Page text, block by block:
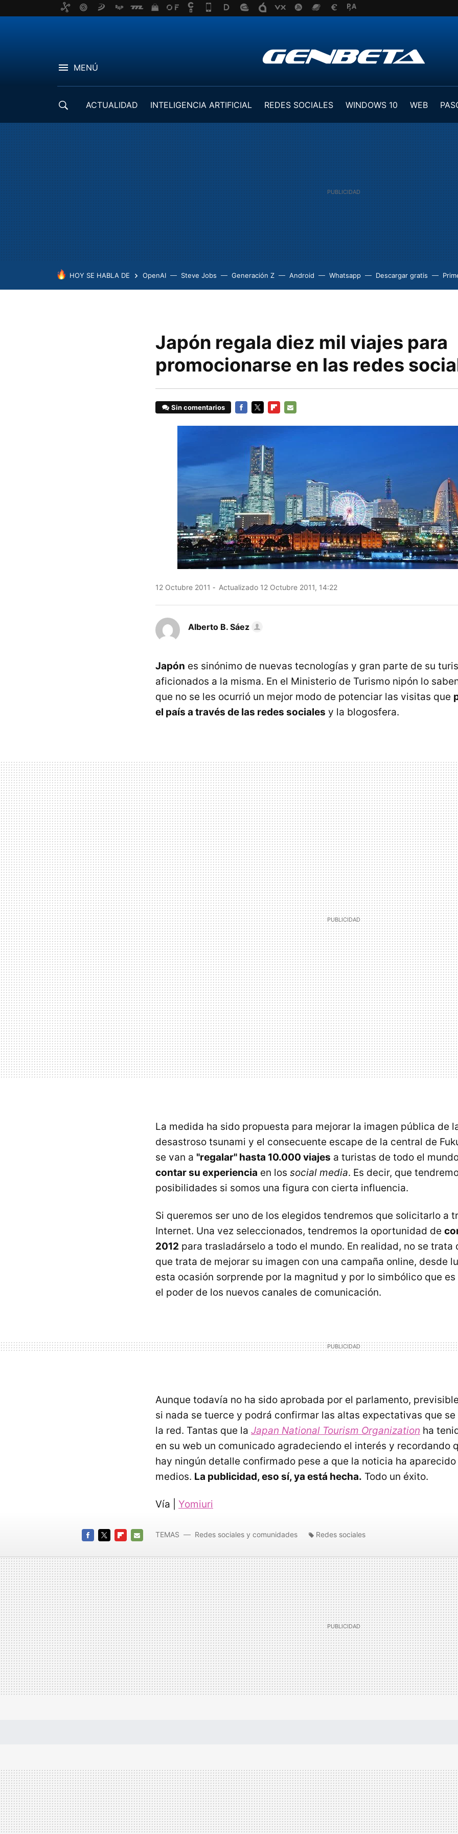
MENÚ
ACTUALIDAD INTELIGENCIA ARTIFICIAL REDES SOCIALES WINDOWS 10 WEB
HOY SE HABLA DE OpenAI Steve Jobs Generación Z Android Whatsapp Descargar gratis
Japón regala diez mil viajes para
promocionarse en las redes
Sin comentarios
12 Octubre 2011 Actualizado 12 Octubre 2011, 14:22
Alberto B. Sáez
Japón es sinónimo de nuevas tecnologías y gran parte de su
aficionados a la misma. En el Ministerio de Turismo nipón lo
que no se les ocurrió un mejor modo de potenciar las visitas que
el país a través de las redes sociales y la blogosfera.
La medida ha sido propuesta para mejorar la imagen pública de
desastroso tsunami y el consecuente escape de la central de
se van a "regalar" hasta 10.000 viajes a turistas de todo el
contar su experiencia en los social media. Es decir, que
posibilidades si somos una figura con cierta influencia.
Si queremos ser uno de los elegidos tendremos que solicitarlo a
Internet. Una vez seleccionados, tendremos la oportunidad de
2012 para trasladárselo a todo el mundo. En realidad, no se trata
que trata de mejorar su imagen con una campaña online, desde
esta ocasión sorprende por la magnitud y por lo simbólico que
el poder de los nuevos canales de comunicación.
Aunque todavía no ha sido aprobada por el parlamento,
si nada se tuerce y podrá confirmar las altas expectativas que se
la red. Tantas que la Japan National Tourism Organization ha
en su web un comunicado agradeciendo el interés y recordando
hay ningún detalle confirmado pese a que la noticia ha
medios. La publicidad, eso sí, ya está hecha. Todo un éxito.
Vía | Yomiuri
MAIL
TEMAS Redes sociales y comunidades Redes sociales